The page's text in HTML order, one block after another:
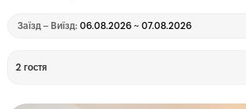
Заїзд – Виїзд: 06.08.2026 ~ 07.08.2026
2 гостя